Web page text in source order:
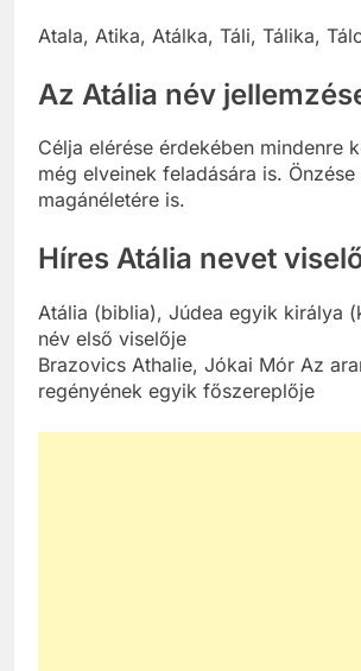
Atala, Atika, Atálka, Táli, Tálika,
Az Atália név
Célja elérése érdekében mindenre
még elveinek feladására is. Önzése
magánéletére is.
Híres Atália nevet
Atália (biblia), Júdea egyik királya
név első viselője
Brazovics Athalie, Jókai Mór Az
regényének egyik főszereplője